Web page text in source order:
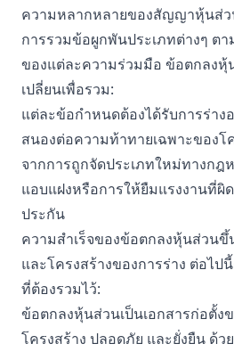
ความหลากหลายของสัญญาหุ้นส่
การรวมข้อผูกพันประเภทต่างๆ ต
ของแต่ละความร่วมมือ ข้อตกลงหุ้
เปลี่ยนเพื่อรวม:
แต่ละข้อกำหนดต้องได้รับการร่าง
สนองต่อความท้าทายเฉพาะของโ
จากการถูกจัดประเภทใหม่ทางกฎ
แอบแฝงหรือการให้ยืมแรงงานที่ผิ
ประกัน
ความสำเร็จของข้อตกลงหุ้นส่วน
และโครงสร้างของการร่าง ต่อไ
ที่ต้องรวมไว้:
ข้อตกลงหุ้นส่วนเป็นเอกสารก่อตั้
โครงสร้าง ปลอดภัย และยั่งยืน ด้